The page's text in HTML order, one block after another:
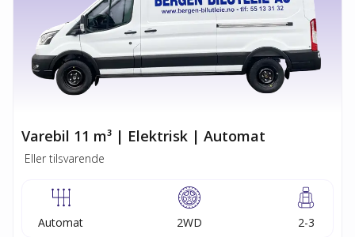
Varebil 11 m³ | Elektrisk | Automat
Eller tilsvarende
Automat 2WD
2-3